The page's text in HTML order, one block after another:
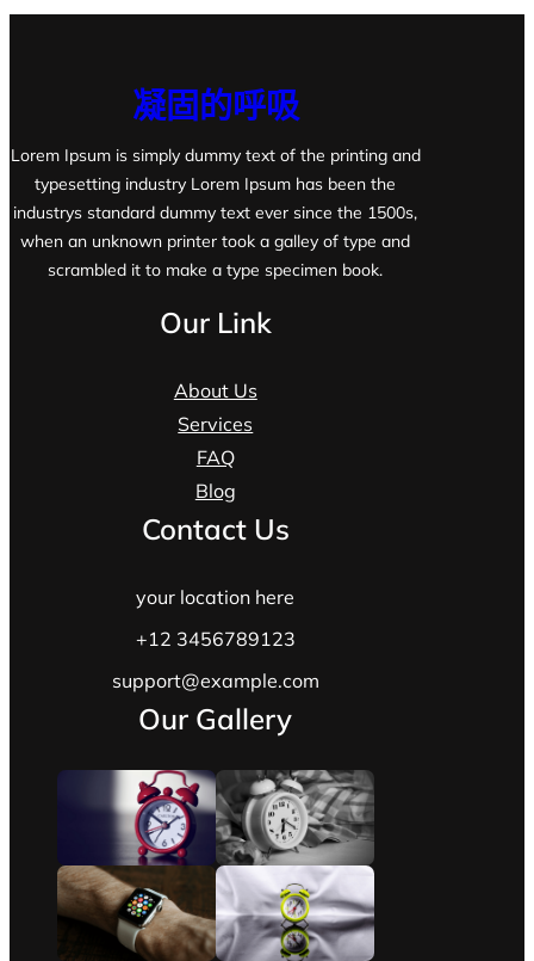
凝固的呼吸
Lorem Ipsum is simply dummy text of the printing and
typesetting industry Lorem Ipsum has been the
industrys standard dummy text ever since the 1500s,
when an unknown printer took a galley of type and
scrambled it to make a type specimen book.
Our Link
About Us
Services
FAQ
Blog
Contact Us
your location here
+12 3456789123
support@example.com
Our Gallery